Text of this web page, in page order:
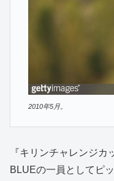
2010年5月。
『キリンチャレンジカ
BLUEの一員としてピ